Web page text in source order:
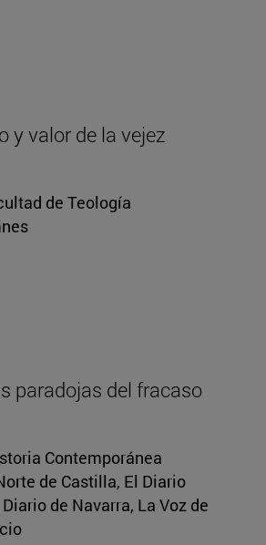
y valor de la vejez
de Teología
paradojas del fracaso
Contemporánea
de Castilla, El Diario
de Navarra, La Voz de